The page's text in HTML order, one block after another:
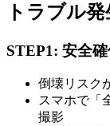
トラブル
STEP1: 安全
倒壊リスク
スマホで「
撮影